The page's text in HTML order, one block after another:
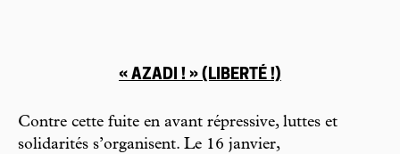
« AZADI ! » (LIBERTÉ !)
Contre cette fuite en avant répressive, luttes et
solidarités s’organisent. Le 16 janvier,